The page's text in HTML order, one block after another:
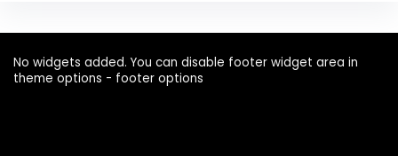
No widgets added. You can disable footer widget area in
theme options - footer options